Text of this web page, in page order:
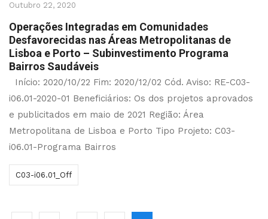
Outubro 22, 2020
Operações Integradas em Comunidades
Desfavorecidas nas Áreas Metropolitanas de
Lisboa e Porto – Subinvestimento Programa
Bairros Saudáveis
Início: 2020/10/22 Fim: 2020/12/02 Cód. Aviso: RE-C03-
i06.01-2020-01 Beneficiários: Os dos projetos aprovados
e publicitados em maio de 2021 Região: Área
Metropolitana de Lisboa e Porto Tipo Projeto: C03-
i06.01-Programa Bairros
C03-i06.01_Off